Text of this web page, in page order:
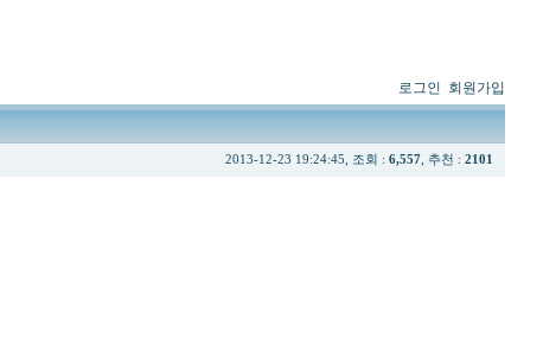
로그인 회원가입
2013-12-23 19:24:45, 조회 : 6,557 , 추천 : 2101